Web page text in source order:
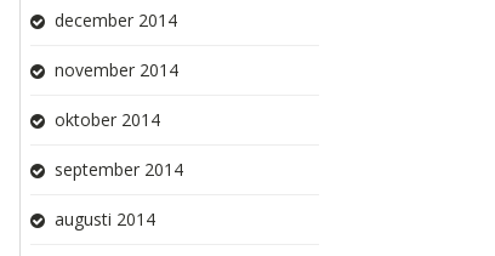
december 2014
november 2014
oktober 2014
september 2014
augusti 2014